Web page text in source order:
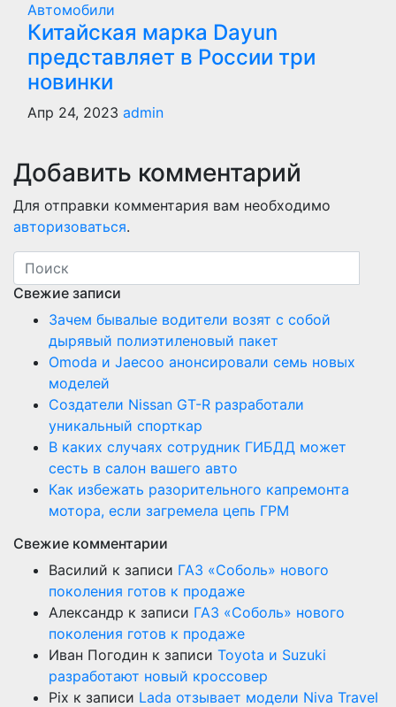
Автомобили
Китайская марка Dayun
представляет в России три
новинки
Апр 24, 2023 admin
Добавить комментарий
Для отправки комментария вам необходимо
авторизоваться.
Свежие записи
Зачем бывалые водители возят с собой
дырявый полиэтиленовый пакет
Оmoda и Jaecoo анонсировали семь новых
моделей
Создатели Nissan GT-R разработали
уникальный спорткар
В каких случаях сотрудник ГИБДД может
сесть в салон вашего авто
Как избежать разорительного капремонта
мотора, если загремела цепь ГРМ
Свежие комментарии
Василий к записи ГАЗ «Соболь» нового
поколения готов к продаже
Александр к записи ГАЗ «Соболь» нового
поколения готов к продаже
Иван Погодин к записи Toyota и Suzuki
разработают новый кроссовер
Pix к записи Lada отзывает модели Niva Travel